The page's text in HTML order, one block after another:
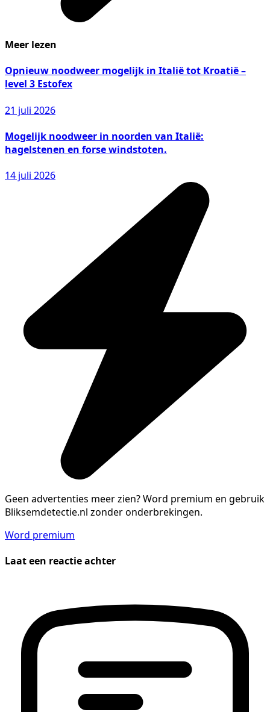
Meer lezen
Opnieuw noodweer mogelijk in Italië tot Kroatië –
level 3 Estofex
21 juli 2026
Mogelijk noodweer in noorden van Italië:
hagelstenen en forse windstoten.
14 juli 2026
Geen advertenties meer zien?Word premium en gebruik
Bliksemdetectie.nl zonder onderbrekingen.
Word premium
Laat een reactie achter